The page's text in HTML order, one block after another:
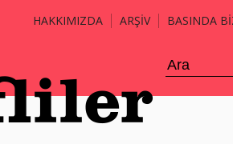
HAKKIMIZDA ARŞİV BASINDA